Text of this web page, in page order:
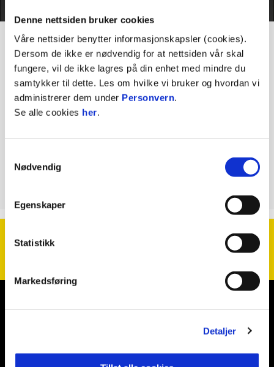
Denne nettsiden bruker cookies
Våre nettsider benytter informasjonskapsler (cookies).
Dersom de ikke er nødvendig for at nettsiden vår skal
fungere, vil de ikke lagres på din enhet med mindre du
samtykker til dette. Les om hvilke vi bruker og hvordan vi
administrerer dem under Personvern.
Se alle cookies her.
Nødvendig
Egenskaper
Statistikk
Markedsføring
Detaljer
Sigma Akademiet (jenter)
Individuell / smågruppe
trening
Team SørVest
Kontakt oss
Instagram Facebook Snapchat